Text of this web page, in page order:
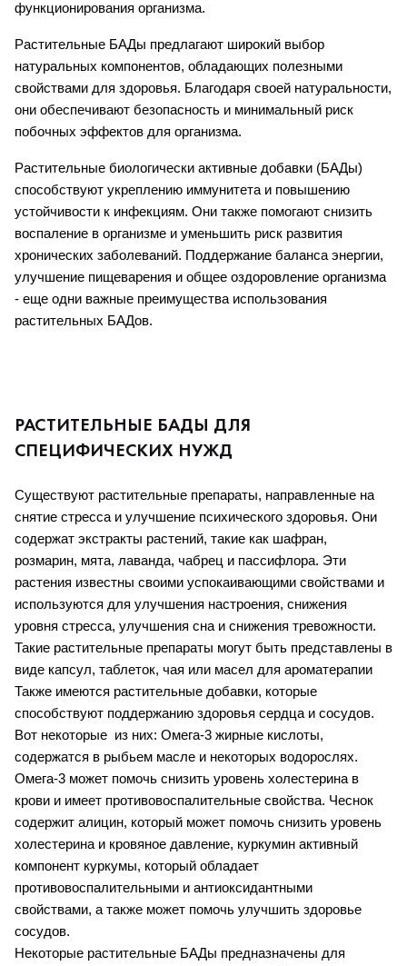
функционирования организма.
Растительные БАДы предлагают широкий выбор
натуральных компонентов, обладающих полезными
свойствами для здоровья. Благодаря своей натуральности,
они обеспечивают безопасность и минимальный риск
побочных эффектов для организма.
Растительные биологически активные добавки (БАДы)
способствуют укреплению иммунитета и повышению
устойчивости к инфекциям. Они также помогают снизить
воспаление в организме и уменьшить риск развития
хронических заболеваний. Поддержание баланса энергии,
улучшение пищеварения и общее оздоровление организма
- еще одни важные преимущества использования
растительных БАДов.
РАСТИТЕЛЬНЫЕ БАДЫ ДЛЯ
СПЕЦИФИЧЕСКИХ НУЖД
Существуют растительные препараты, направленные на
снятие стресса и улучшение психического здоровья. Они
содержат экстракты растений, такие как шафран,
розмарин, мята, лаванда, чабрец и пассифлора. Эти
растения известны своими успокаивающими свойствами и
используются для улучшения настроения, снижения
уровня стресса, улучшения сна и снижения тревожности.
Такие растительные препараты могут быть представлены в
виде капсул, таблеток, чая или масел для ароматерапии
Также имеются растительные добавки, которые
способствуют поддержанию здоровья сердца и сосудов.
Вот некоторые  из них: Омега-3 жирные кислоты,
содержатся в рыбьем масле и некоторых водорослях.
Омега-3 может помочь снизить уровень холестерина в
крови и имеет противовоспалительные свойства. Чеснок
содержит алицин, который может помочь снизить уровень
холестерина и кровяное давление, куркумин активный
компонент куркумы, который обладает
противовоспалительными и антиоксидантными
свойствами, а также может помочь улучшить здоровье
сосудов.
Некоторые растительные БАДы предназначены для